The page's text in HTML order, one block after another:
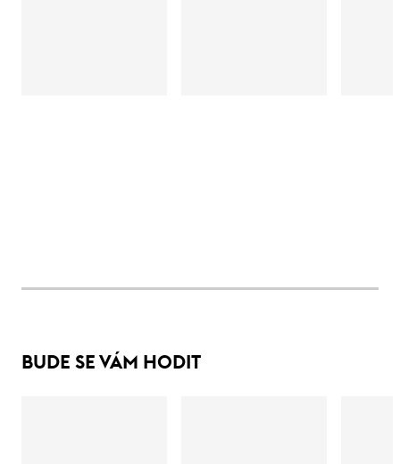
BUDE SE VÁM HODIT